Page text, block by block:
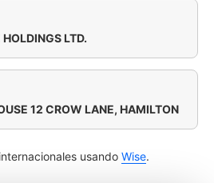
LTD.
12 CROW LANE, HAMILTON
usando Wise.